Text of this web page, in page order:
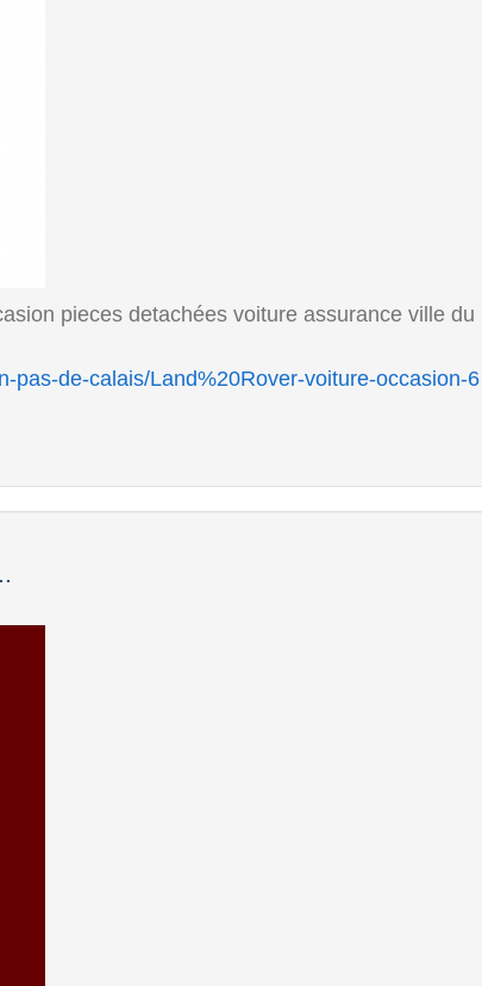
pieces detachées voiture assurance ville du
pas-de-calais/Land%20Rover-voiture-occasion-6